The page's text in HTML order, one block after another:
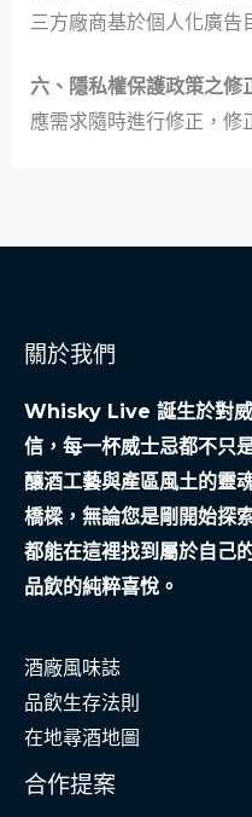
三方廠商基於個人化廣告
六、隱私權保護政策之修
應需求隨時進行修正，修
關於我們
Whisky Live 誕生於對威
信，每一杯威士忌都不只
釀酒工藝與產區風土的靈
橋樑，無論您是剛開始探
都能在這裡找到屬於自己
品飲的純粹喜悅。
酒廠風味誌
品飲生存法則
在地尋酒地圖
合作提案